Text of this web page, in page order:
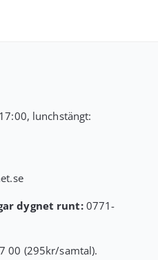
lunchstängt:
dygnet runt:0771-
00 (295kr/samtal).